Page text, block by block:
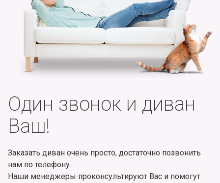
Один звонок и диван
Ваш!
Заказать диван очень просто, достаточно позвонить
нам по телефону.
Наши менеджеры проконсультируют Вас и помогут